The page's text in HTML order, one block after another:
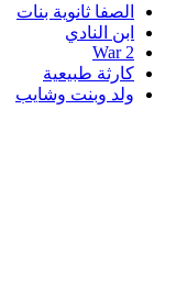
الصفا ثانوية بنات
ابن النادي
War 2
كارثة طبيعية
ولد وبنت وشايب